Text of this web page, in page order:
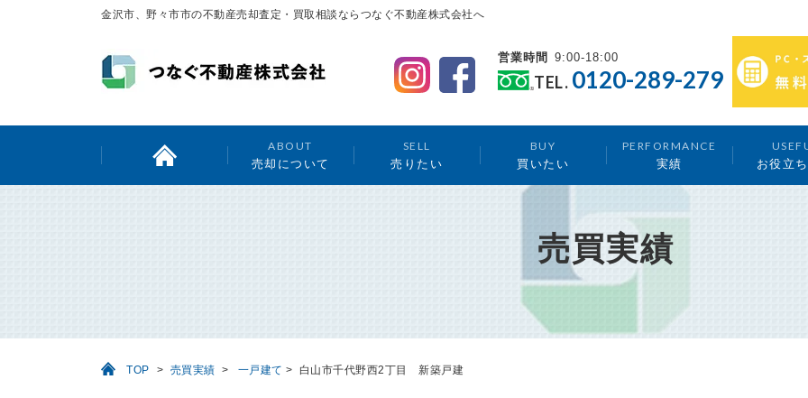
金沢市、野々市市の不動産売却査定・買取相談ならつなぐ不動産株式会社へ
営業時間 9:00-18:00
TEL. 0120-289-279
ABOUT
売却について
SELL
売りたい
BUY
買いたい
PERFORMANCE
実績
お役立
売買実績
TOP > 売買実績 > 一戸建て > 白山市千代野西2丁目 新築戸建